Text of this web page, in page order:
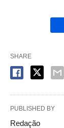
SHARE
PUBLISHED BY
Redação